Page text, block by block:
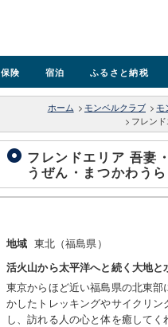
保険 宿泊 ふるさと納税
ホーム > モンベルクラブ > モ
> フレン
フレンドエリア 吾妻
うぜん・まつかわうら
地域 東北（福島県）
活火山から太平洋へと続く大地と
東京からほど近い福島県の北東
かしたトレッキングやサイクリ
し、訪れる人の心と体を癒してく